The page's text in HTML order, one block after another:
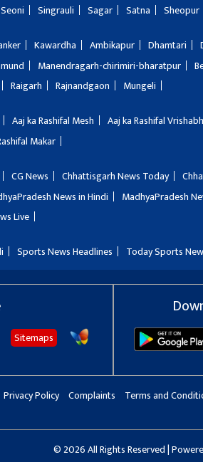
Seoni Singrauli Sagar Satna Sheopur
Kawardha Ambikapur Dhamtari
Manendragarh-chirimiri-bharatpur
Raigarh Rajnandgaon Mungeli
Aaj ka Rashifal Mesh Aaj ka Rashifal
Makar
CG News Chhattisgarh News Today
News in Hindi MadhyaPradesh
Live
Sports News Headlines Today Sports
Sitemaps
Privacy Policy Complaints Terms and
© 2026 All Rights Reserved |